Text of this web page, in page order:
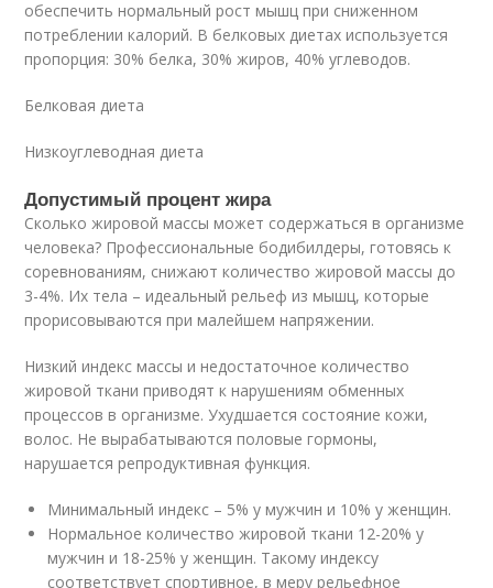
обеспечить нормальный рост мышц при сниженном
потреблении калорий. В белковых диетах используется
пропорция: 30% белка, 30% жиров, 40% углеводов.
Белковая диета
Низкоуглеводная диета
Допустимый процент жира
Сколько жировой массы может содержаться в организме
человека? Профессиональные бодибилдеры, готовясь к
соревнованиям, снижают количество жировой массы до
3-4%. Их тела – идеальный рельеф из мышц, которые
прорисовываются при малейшем напряжении.
Низкий индекс массы и недостаточное количество
жировой ткани приводят к нарушениям обменных
процессов в организме. Ухудшается состояние кожи,
волос. Не вырабатываются половые гормоны,
нарушается репродуктивная функция.
Минимальный индекс – 5% у мужчин и 10% у женщин.
Нормальное количество жировой ткани 12-20% у
мужчин и 18-25% у женщин. Такому индексу
соответствует спортивное, в меру рельефное